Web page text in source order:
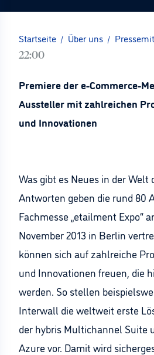
Startseite / Über uns /
22:00
Premiere der e-Commerce-
Aussteller mit zahlreichen
und Innovationen
Was gibt es Neues in der Welt
Antworten geben die rund 80
Fachmesse „etailment Expo“
November 2013 in Berlin
können sich auf zahlreiche
und Innovationen freuen, die
werden. So stellen
Interwall die weltweit erste
der hybris Multichannel Suite
Azure vor. Damit wird